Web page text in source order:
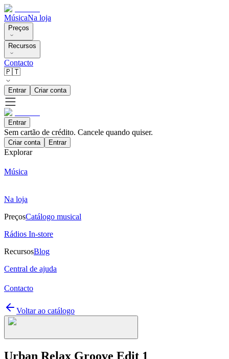
MúsicaNa loja
Preços
Recursos
Contacto
🇵🇹
Entrar Criar conta
Entrar
Sem cartão de crédito. Cancele quando quiser.
Criar conta Entrar
Explorar
Música
Na loja
PreçosCatálogo musical
Rádios In-store
RecursosBlog
Central de ajuda
Contacto
Voltar ao catálogo
Urban Relax Groove Edit 1